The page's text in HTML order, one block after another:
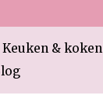
Keuken & koken